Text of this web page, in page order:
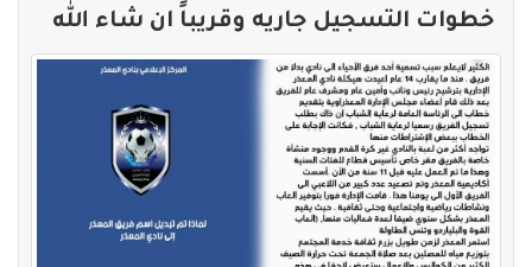
خطوات التسجيل جاريه وقريباً ان شاء الله